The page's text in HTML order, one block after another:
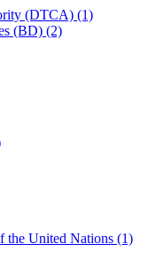
(DTCA) (1)
(BD) (2)
the United Nations (1)